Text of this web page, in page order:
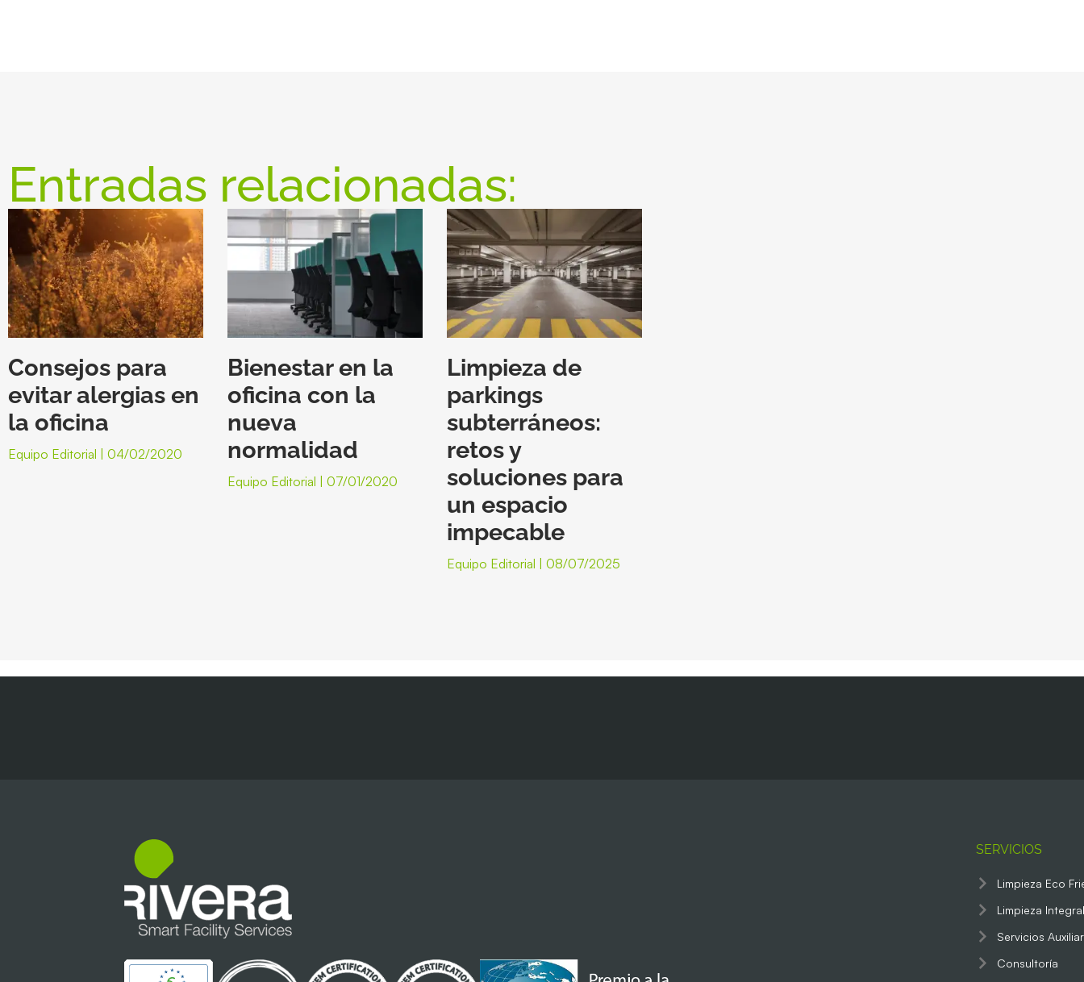
Entradas relacionadas:
Consejos para
evitar alergias en
la oficina
Equipo Editorial 04/02/2020
Bienestar en la
oficina con la
nueva
normalidad
Equipo Editorial 07/01/2020
Limpieza de
parkings
subterráneos:
retos y
soluciones para
un espacio
impecable
Equipo Editorial 08/07/2025
SERVICIOS
Limpieza Eco
Limpieza Integral
Servicios
Consultoría